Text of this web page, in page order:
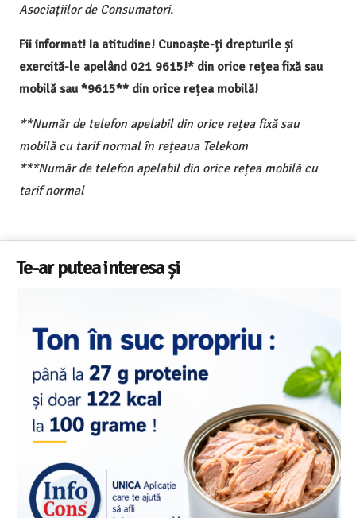
Asociațiilor de Consumatori.
Fii informat! Ia atitudine! Cunoaște-ți drepturile și
exercită-le apelând 021 9615!* din orice rețea fixă sau
mobilă sau *9615** din orice rețea mobilă!
**Număr de telefon apelabil din orice rețea fixă sau
mobilă cu tarif normal în rețeaua Telekom
***Număr de telefon apelabil din orice rețea mobilă cu
tarif normal
Te-ar putea interesa și
Salariul minim in Europa in 2026 – Romania pe locul 20
din 22 in UE